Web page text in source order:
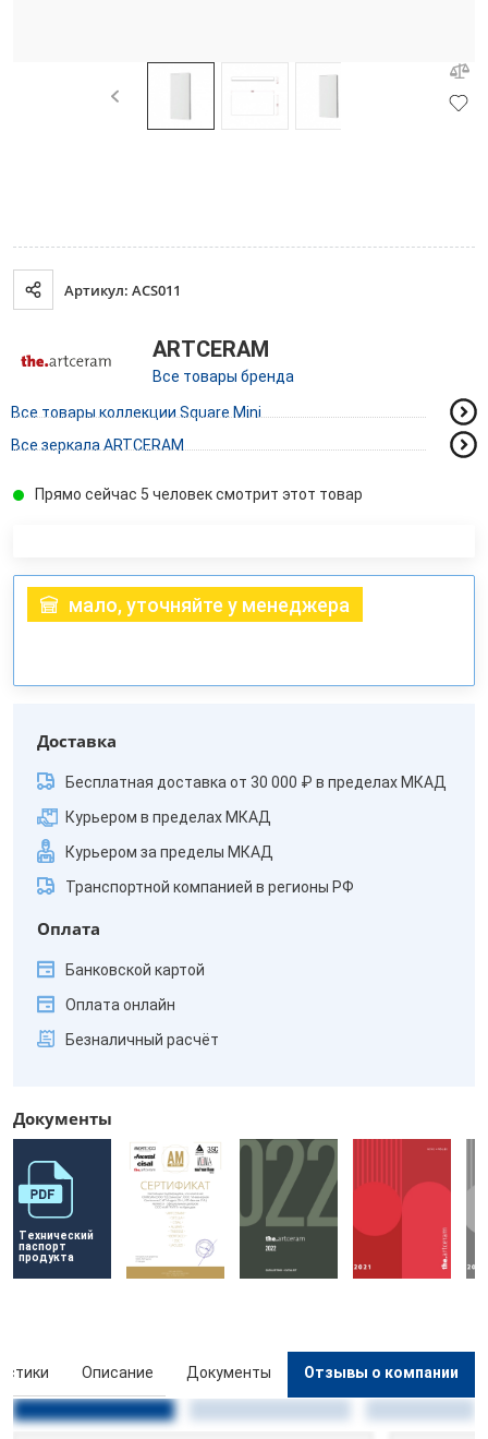
Артикул: ACS011
ARTCERAM
Все товары бренда
Все товары коллекции Square Mini
Все зеркала ARTCERAM
Прямо сейчас 5 человек смотрит этот товар
мало, уточняйте у менеджера
Доставка
Бесплатная доставка от 30 000 ₽ в пределах МКАД
Курьером в пределах МКАД
Курьером за пределы МКАД
Транспортной компанией в регионы РФ
Оплата
Банковской картой
Оплата онлайн
Безналичный расчёт
Документы
Технический
паспорт
продукта
Описание Документы Отзывы о компании